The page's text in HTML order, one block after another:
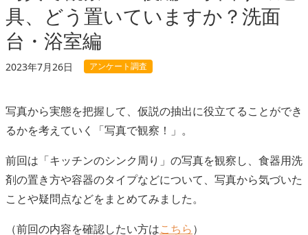
具、どう置いていますか？洗面
台・浴室編
2023年7月26日 アンケート調査
写真から実態を把握して、仮説の抽出に役立てることができ
るかを考えていく「写真で観察！」。
前回は「キッチンのシンク周り」の写真を観察し、食器用洗
剤の置き方や容器のタイプなどについて、写真から気づいた
ことや疑問点などをまとめてみました。
（前回の内容を確認したい方はこちら）